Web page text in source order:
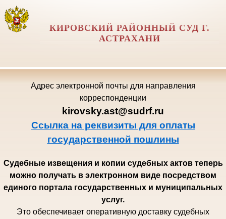
КИРОВСКИЙ РАЙОННЫЙ СУД Г.
АСТРАХАНИ
Адрес электронной почты для направления
корреспонденции
kirovsky.ast@sudrf.ru
Ссылка на реквизиты для оплаты
государственной пошлины
Судебные извещения и копии судебных актов теперь
можно получать в электронном виде посредством
единого портала государственных и муниципальных
услуг.
Это обеспечивает оперативную доставку судебных